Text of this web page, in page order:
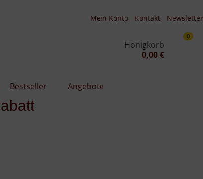
Mein Konto Kontakt Newsletter
0
Honigkorb
0,00 €
Bestseller Angebote